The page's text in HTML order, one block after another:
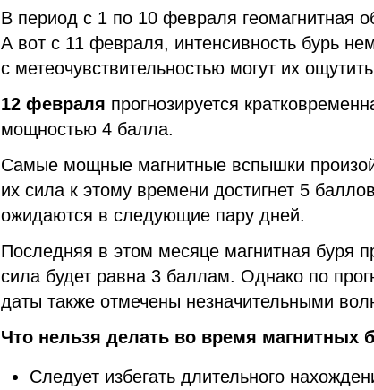
В период с 1 по 10 февраля геомагнитная
А вот с 11 февраля, интенсивность бурь
с метеочувствительностью могут их
12 февраля прогнозируется
мощностью 4 балла.
Самые мощные магнитные вспышки
их сила к этому времени достигнет 5
ожидаются в следующие пару дней.
Последняя в этом месяце магнитная буря
сила будет равна 3 баллам. Однако по
даты также отмечены незначительными
Что нельзя делать во время магнитных
Следует избегать длительного